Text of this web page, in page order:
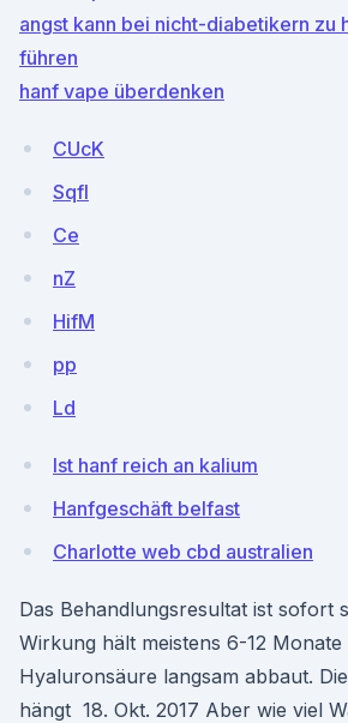
angst kann bei nicht-diabetikern zu
führen
hanf vape überdenken
CUcK
Sqfl
Ce
nZ
HifM
pp
Ld
Ist hanf reich an kalium
Hanfgeschäft belfast
Charlotte web cbd australien
Das Behandlungsresultat ist sofort
Wirkung hält meistens 6-12 Monate
Hyaluronsäure langsam abbaut.
hängt 18. Okt. 2017 Aber wie viel